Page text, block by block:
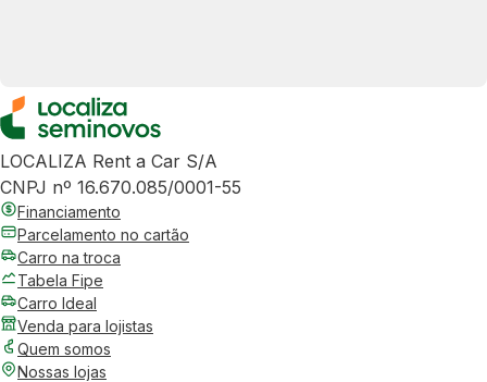
LOCALIZA Rent a Car S/A
CNPJ nº 16.670.085/0001-55
Financiamento
Parcelamento no cartão
Carro na troca
Tabela Fipe
Carro Ideal
Venda para lojistas
Quem somos
Nossas lojas